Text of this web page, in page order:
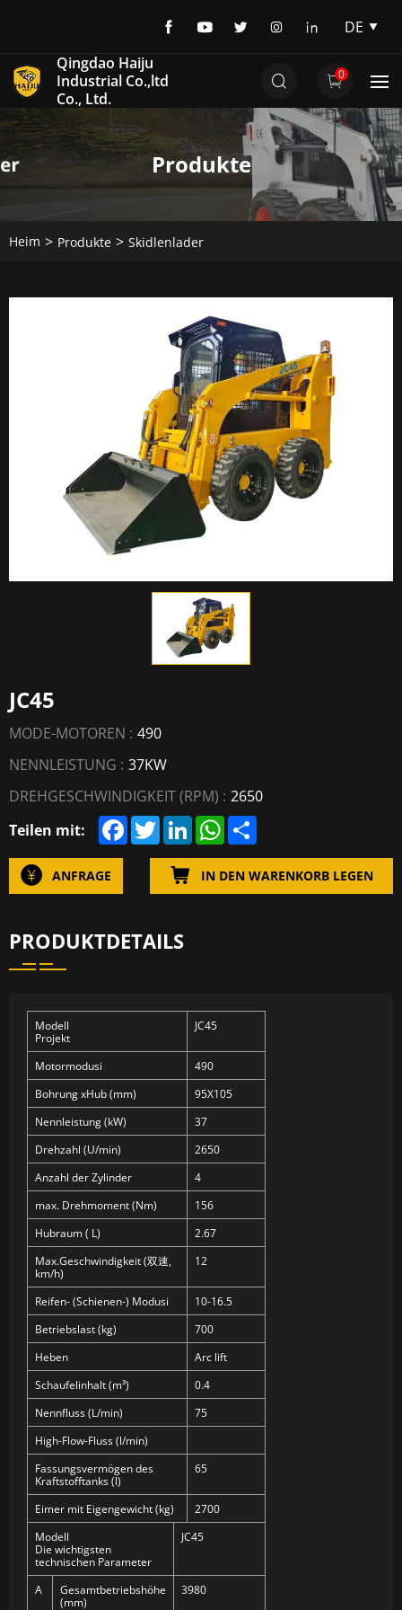
DE
EN
DE
Qingdao Haiju
Industrial Co.,ltd
Co., Ltd.
0
Produkte
Heim Produkte Skidlenlader
JC45
MODE-MOTOREN : 490
NENNLEISTUNG : 37KW
DREHGESCHWINDIGKEIT (RPM) : 2650
Teilen mit: F
a
T
w
e
L
i
d
W
h
s
A
S
h
e
ANFRAGE IN DEN WARENKORB LEGEN
PRODUKTDETAILS
Modell
Projekt
JC45
Motormodusi
490
Bohrung xHub (mm)
95X105
Nennleistung (kW)
37
Drehzahl (U/min)
2650
Anzahl der Zylinder
4
max. Drehmoment (Nm)
156
Hubraum ( L)
2.67
Max.Geschwindigkeit (双速,
km/h)
12
Reifen- (Schienen-) Modusi
10-16.5
Betriebslast (kg)
700
Heben
Arc lift
Schaufelinhalt (m³)
0.4
Nennfluss (L/min)
75
High-Flow-Fluss (l/min)
Fassungsvermögen des
Kraftstofftanks (l)
65
Eimer mit Eigengewicht (kg)
2700
Modell
Die wichtigsten
technischen Parameter
JC45
A
Gesamtbetriebshöhe
(mm)
3980